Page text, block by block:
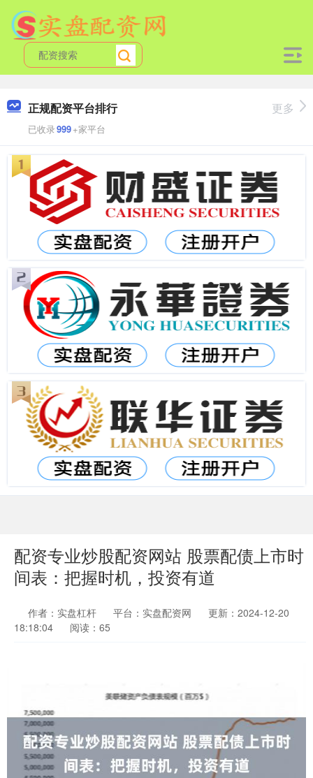
正规配资平台排行
已收录999+家平台
更多
配资专业炒股配资网站 股票配债上市时
间表：把握时机，投资有道
作者：实盘杠杆 平台：实盘配资网
更新：2024-12-20
18:18:04
阅读：65